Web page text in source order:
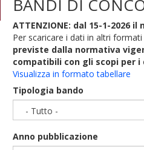
BANDI DI
ATTENZIONE: dal 15-1-2026
Per scaricare i dati in altri
previste dalla normativa
compatibili con gli scopi per
Visualizza in formato tabellare
Tipologia bando
- Tutto -
Anno pubblicazione